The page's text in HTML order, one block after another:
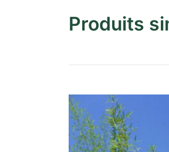
Produits